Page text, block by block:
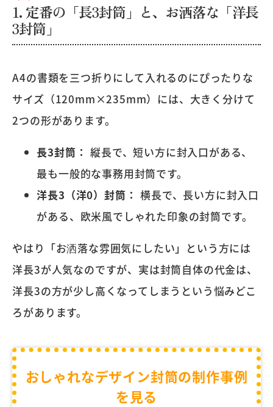
1. 定番の「長3封筒」と、お洒落な「洋長
3封筒」
A4の書類を三つ折りにして入れるのにぴったりな
サイズ（120mm×235mm）には、大きく分けて
2つの形があります。
長3封筒： 縦長で、短い方に封入口がある、
最も一般的な事務用封筒です。
洋長3（洋0）封筒： 横長で、長い方に封入口
がある、欧米風でしゃれた印象の封筒です。
やはり「お洒落な雰囲気にしたい」という方には
洋長3が人気なのですが、実は封筒自体の代金は、
洋長3の方が少し高くなってしまうという悩みどこ
ろがあります。
おしゃれなデザイン封筒の制作事例
を見る